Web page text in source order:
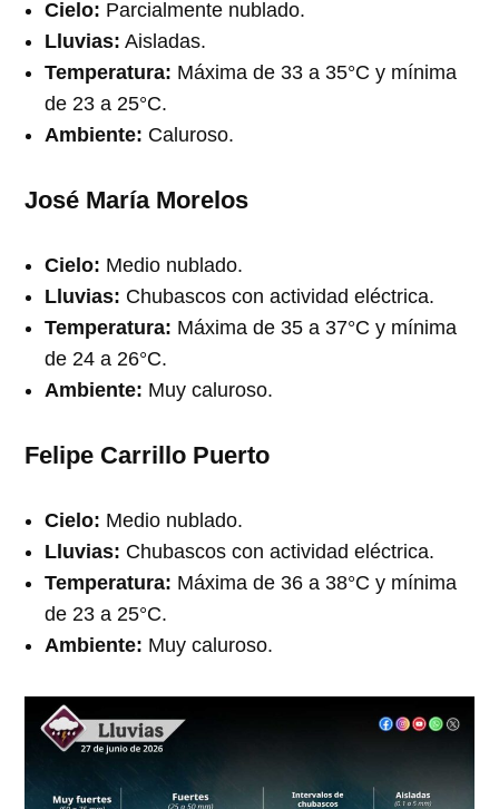
Cielo: Parcialmente nublado.
Lluvias: Aisladas.
Temperatura: Máxima de 33 a 35°C y mínima
de 23 a 25°C.
Ambiente: Caluroso.
José María Morelos
Cielo: Medio nublado.
Lluvias: Chubascos con actividad eléctrica.
Temperatura: Máxima de 35 a 37°C y mínima
de 24 a 26°C.
Ambiente: Muy caluroso.
Felipe Carrillo Puerto
Cielo: Medio nublado.
Lluvias: Chubascos con actividad eléctrica.
Temperatura: Máxima de 36 a 38°C y mínima
de 23 a 25°C.
Ambiente: Muy caluroso.